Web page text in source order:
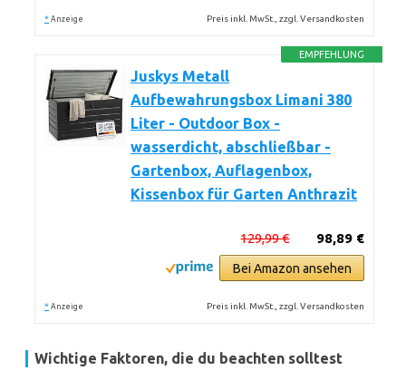
* Anzeige Preis inkl. MwSt., zzgl. Versandkosten
EMPFEHLUNG
Juskys Metall
Aufbewahrungsbox Limani 380
Liter - Outdoor Box -
wasserdicht, abschließbar -
Gartenbox, Auflagenbox,
Kissenbox für Garten Anthrazit
98,89 €
129,99 €
Bei Amazon ansehen
* Anzeige Preis inkl. MwSt., zzgl. Versandkosten
Wichtige Faktoren, die du beachten solltest